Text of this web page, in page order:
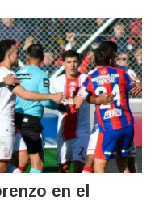
en el